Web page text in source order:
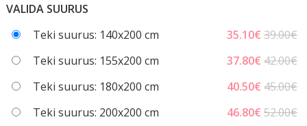
VALIDA SUURUS
Teki suurus: 140x200 cm
35.10€ 39.00€
Teki suurus: 155x200 cm
37.80€ 42.00€
Teki suurus: 180x200 cm
40.50€ 45.00€
Teki suurus: 200x200 cm
46.80€ 52.00€